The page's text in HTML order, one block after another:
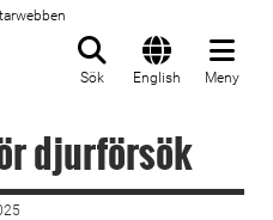
Sök English Meny
djurförsök